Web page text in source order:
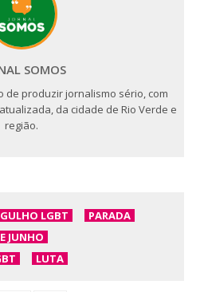
SOMOS
de produzir jornalismo sério, com
da cidade de Rio Verde e
região.
LGBT
PARADA
JUNHO
LUTA